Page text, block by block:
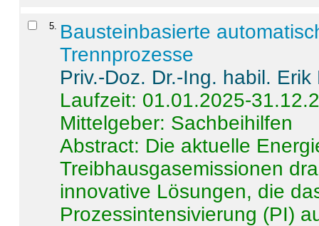
5
Bausteinbasierte
Trennprozesse
Priv.-Doz. Dr.-Ing. habil. Erik
Laufzeit: 01.01.2025-
Mittelgeber: Sachbeihilfen
Abstract: Die aktuelle
Treibhausgasemissionen
innovative Lösungen, die
Prozessintensivierung (PI)